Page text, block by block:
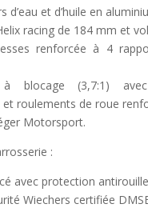
d’eau et d’huile en
racing de 184 mm et
renforcée à 4
à blocage (3,7:1)
roulements de roue
Motorsport.
:
avec protection
Wiechers certifiée